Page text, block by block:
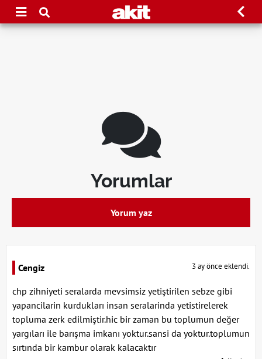
Yorumlar
Yorum yaz
Cengiz 3 ay önce eklendi.
chp zihniyeti seralarda mevsimsiz yetiştirilen sebze gibi
yapancilarin kurdukları insan seralarinda yetistirelerek
topluma zerk edilmiştir.hic bir zaman bu toplumun değer
yargıları ile barışma imkanı yoktur.sansi da yoktur.toplumun
sırtında bir kambur olarak kalacaktır